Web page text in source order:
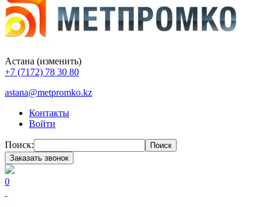
Астана (изменить)
+7 (7172) 78 30 80
astana@metpromko.kz
Контакты
Войти
Поиск:
Поиск
Заказать звонок
0